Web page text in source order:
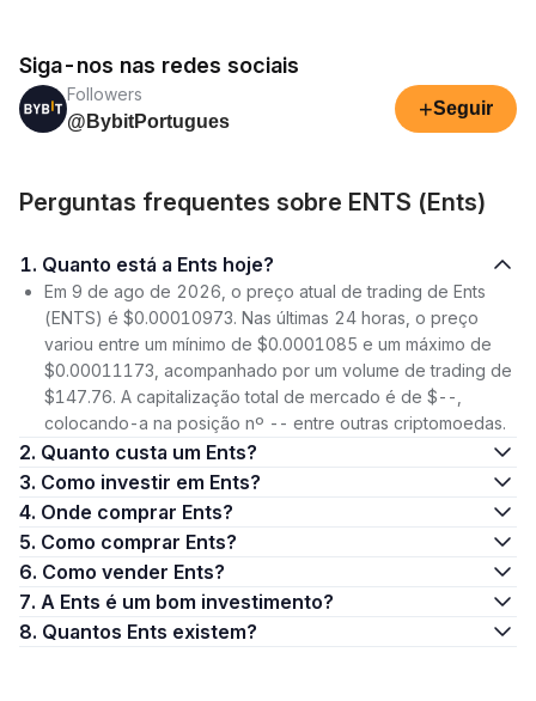
Siga-nos nas redes sociais
Followers
@BybitPortugues
+Seguir
Perguntas frequentes sobre ENTS (Ents)
1. Quanto está a Ents hoje?
Em 9 de ago de 2026, o preço atual de trading de Ents
(ENTS) é $0.00010973. Nas últimas 24 horas, o preço
variou entre um mínimo de $0.0001085 e um máximo de
$0.00011173, acompanhado por um volume de trading de
$147.76. A capitalização total de mercado é de $--,
colocando-a na posição nº -- entre outras criptomoedas.
2. Quanto custa um Ents?
3. Como investir em Ents?
4. Onde comprar Ents?
5. Como comprar Ents?
6. Como vender Ents?
7. A Ents é um bom investimento?
8. Quantos Ents existem?